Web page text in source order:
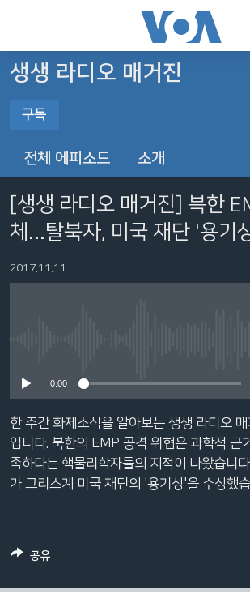
가
메
텐
로
비
게
이
으
검
한반도
세계
라디오
프로그램
주파수 안내
FOLLOW US
생생 라디오 매거진
구독
구독
전체 에피소드 소개
[생생 라디오 매거진] 븍한
체...탈북자, 미국 재단 '용기
2017.11.11
0:00
한 주간 화제소식을 알아보는 생생 라디오 매
입니다. 북한의 EMP 공격 위협은 과학적 근
족하다는 핵물리학자들의 지적이 나왔습니
가 그리스계 미국 재단의 '용기상'을 수상했
공유